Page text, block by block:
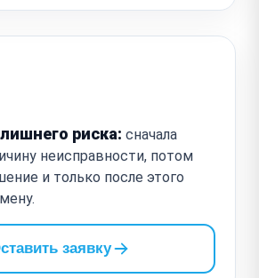
риска: сначала
неисправности, потом
и только после этого
заявку